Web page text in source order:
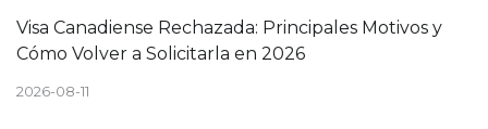
Visa Canadiense Rechazada: Principales Motivos y
Cómo Volver a Solicitarla en 2026
2026-08-11